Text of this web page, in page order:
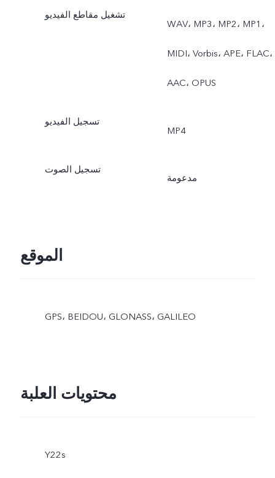
تشغيل مقاطع الفيديو
WAV، MP3، MP2، MP1،
MIDI، Vorbis، APE، FLAC،
AAC، OPUS
تسجيل الفيديو
‎MP4
تسجيل الصوت
مدعومة
الموقع
GPS، BEIDOU، GLONASS، GALILEO
محتويات العلبة
Y22s